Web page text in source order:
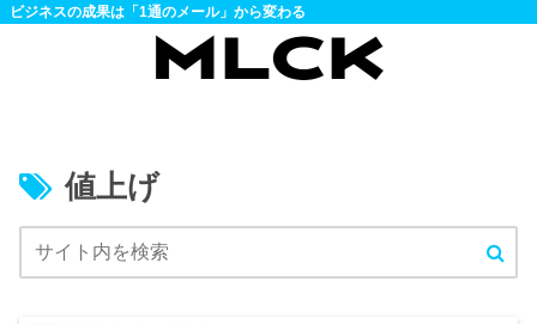
ビジネスの成果は「1通のメール」から変わる
値上げ